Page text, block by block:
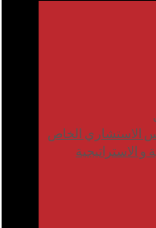
الاستشاري الخاص
و الاستراتيجية